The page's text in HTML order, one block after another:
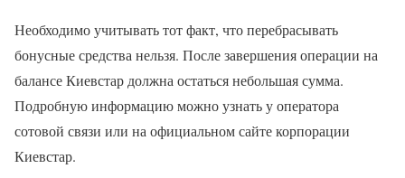
Необходимо учитывать тот факт, что перебрасывать
бонусные средства нельзя. После завершения операции на
балансе Киевстар должна остаться небольшая сумма.
Подробную информацию можно узнать у оператора
сотовой связи или на официальном сайте корпорации
Киевстар.